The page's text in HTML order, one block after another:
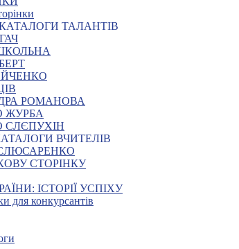
ТАЛАНТІВ
РОМАНОВА
ЖУРБА
ВЧИТЕЛІВ
СТОРІНКУ
ІСТОРІЇ УСПІХУ
для конкурсантів